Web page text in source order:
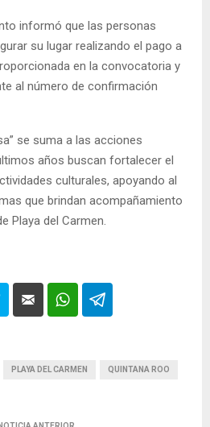
informó que las personas
su lugar realizando el pago a
en la convocatoria y
al número de confirmación
se suma a las acciones
años buscan fortalecer el
culturales, apoyando al
que brindan acompañamiento
Playa del Carmen.
PLAYA DEL CARMEN QUINTANA ROO